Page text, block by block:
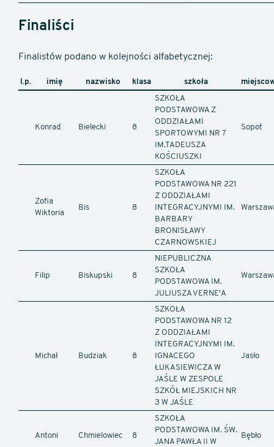
Finaliści
Finalistów podano w kolejności alfabetycznej:
l.p. imię nazwisko klasa szkoła
Konrad Bielecki 8
SZKOŁA
PODSTAWOWA Z
ODDZIAŁAMI
SPORTOWYMI NR 7
IM.TADEUSZA
KOŚCIUSZKI
Sopot
Zofia
Wiktoria
Bis 8
SZKOŁA
PODSTAWOWA NR 221
Z ODDZIAŁAMI
INTEGRACYJNYMI IM.
BARBARY
BRONISŁAWY
CZARNOWSKIEJ
Filip Biskupski 8
NIEPUBLICZNA
SZKOŁA
PODSTAWOWA IM.
JULIUSZA VERNE'A
Michał Budziak 8
SZKOŁA
PODSTAWOWA NR 12
Z ODDZIAŁAMI
INTEGRACYJNYMI IM.
IGNACEGO
ŁUKASIEWICZA W
JAŚLE W ZESPOLE
SZKÓŁ MIEJSKICH NR
3 W JAŚLE
Jasło
Antoni Chmielowiec 8
SZKOŁA
PODSTAWOWA IM. ŚW.
JANA PAWŁA II W
Bębło